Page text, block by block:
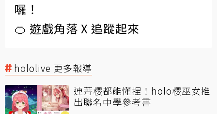
囉！
🍊 遊戲角落 X 追蹤起來
hololive 更多報導
連菁櫻都能懂捏！holo櫻巫女推
出聯名中學參考書